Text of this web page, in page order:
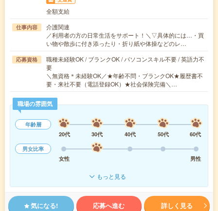
全額支給
仕事内容
介護関連
／利用者の方の日常生活をサポート！＼▽具体的には…・買
い物や散歩に付き添ったり・折り紙や体操などのレ…
応募資格
職種未経験OK / ブランクOK / パソコンスキル不要 / 英語力不
要
＼無資格＊未経験OK／★年齢不問・ブランクOK★履歴書不
要・来社不要（電話登録OK）★社会保険完備＼…
職場の雰囲気
年齢層
20代
30代 40代 50代
60代
男女比率
女性
男性
もっと見る
気になる! 応募へ進む 詳しく見る